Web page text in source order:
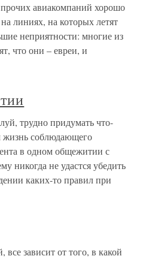
авиакомпаний хорошо
линиях, на которых летят
неприятности: многие из
что они – евреи, и
трудно придумать что-
жизнь соблюдающего
в одном общежитии с
никогда не удастся убедить
каких-то правил при
зависит от того, в какой